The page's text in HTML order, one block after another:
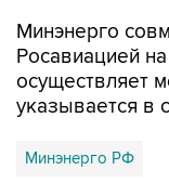
Минэнерго
Росавиацией
осуществляет
указывается в
Минэнерго РФ